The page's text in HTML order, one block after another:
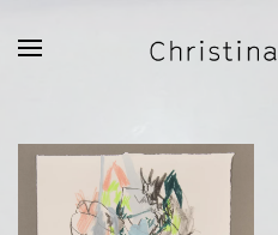
Zum Hauptinhalt springen